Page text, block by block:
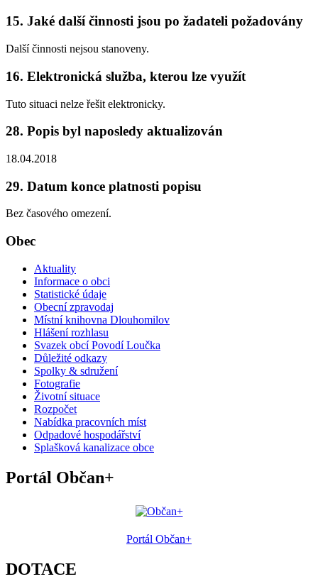
15. Jaké další činnosti jsou po žadateli požadovány
Další činnosti nejsou stanoveny.
16. Elektronická služba, kterou lze využít
Tuto situaci nelze řešit elektronicky.
28. Popis byl naposledy aktualizován
18.04.2018
29. Datum konce platnosti popisu
Bez časového omezení.
Obec
Aktuality
Informace o obci
Statistické údaje
Obecní zpravodaj
Místní knihovna Dlouhomilov
Hlášení rozhlasu
Svazek obcí Povodí Loučka
Důležité odkazy
Spolky & sdružení
Fotografie
Životní situace
Rozpočet
Nabídka pracovních míst
Odpadové hospodářství
Splašková kanalizace obce
Portál Občan+
Portál Občan+
DOTACE